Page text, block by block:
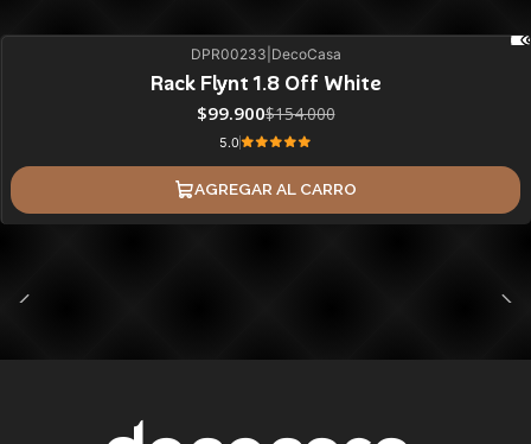
DPR00233 DecoCasa
Rack Flynt 1.8 Off White
$99.900$154.000
5.0
AGREGAR AL CARRO